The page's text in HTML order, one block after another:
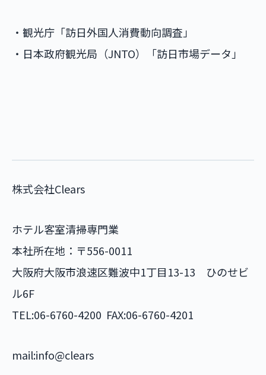
・観光庁「訪日外国人消費動向調査」
・日本政府観光局（JNTO）「訪日市場データ」
株式会社Clears
ホテル客室清掃専門業
本社所在地：〒556-0011
大阪府大阪市浪速区難波中1丁目13-13 ひのせビ
ル6F
TEL:06-6760-4200 FAX:06-6760-4201
mail:info@clears